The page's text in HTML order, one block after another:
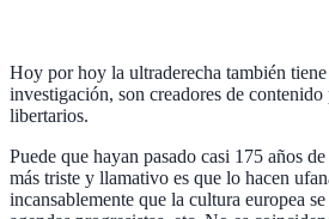
Hoy por hoy la ultraderecha también
investigación, son creadores de
libertarios.
Puede que hayan pasado casi 175 años
más triste y llamativo es que lo hacen
incansablemente que la cultura europea